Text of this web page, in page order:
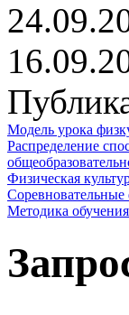
Модель урока
Распределение
Физическая
Методика